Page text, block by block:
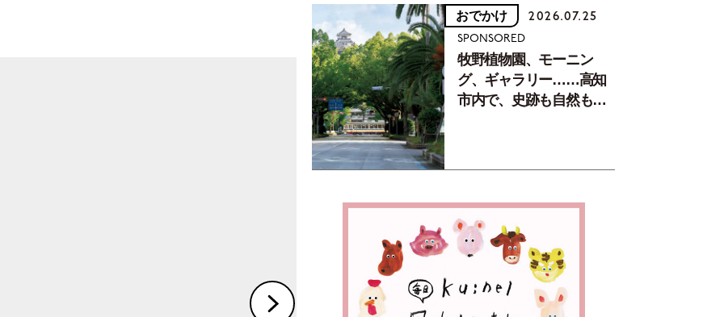
おでかけ 2026.07.25
SPONSORED
牧野植物園、モーニン
グ、ギャラリー……高知
市内で、史跡も自然もグ